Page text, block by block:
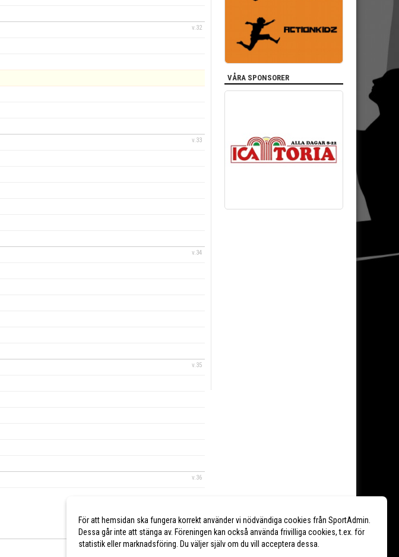
v.32
v.33
v.34
v.35
v.36
VÅRA SPONSORER
För att hemsidan ska fungera korrekt använder vi nödvändiga cookies från SportAdmin.
Dessa går inte att stänga av. Föreningen kan också använda frivilliga cookies, t.ex. för
statistik eller marknadsföring. Du väljer själv om du vill acceptera dessa.